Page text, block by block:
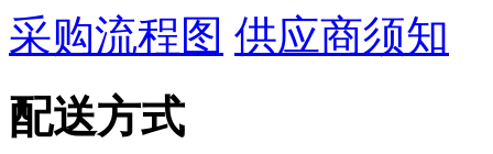
采购流程图 供应商须知
配送方式